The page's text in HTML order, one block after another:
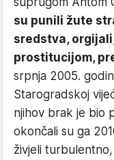
su punili žute
sredstva,
prostitucijom,
srpnja 2005.
Starogradskoj
njihov brak je bio
okončali su ga
živjeli